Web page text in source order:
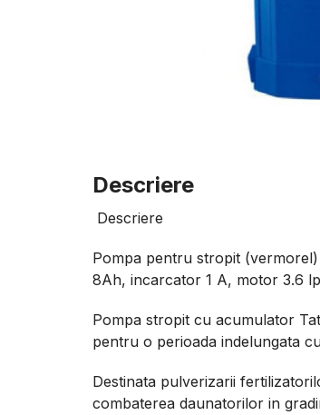
Descriere
Descriere
Pompa pentru stropit
8Ah, incarcator 1 A, motor 3.6
Pompa stropit cu acumulator
pentru o perioada indelungata
Destinata pulverizarii
combaterea daunatorilor in